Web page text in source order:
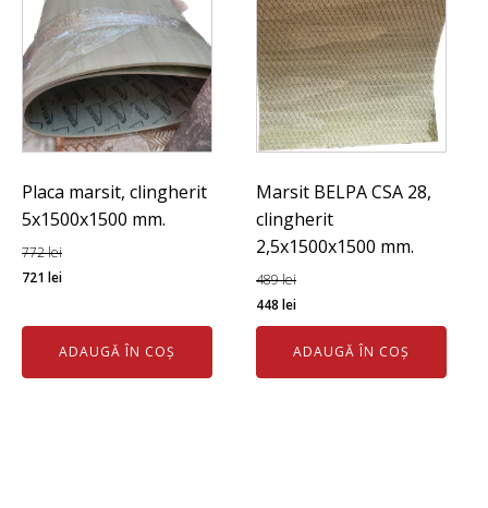
Placa marsit, clingherit
5x1500x1500 mm.
772lei
Prețul
a
fost:
772 lei.
721 leiPrețul
este:
721 lei.
ADAUGĂ ÎN COȘ
Marsit BELPA CSA 28,
clingherit
2,5x1500x1500 mm.
489lei
Prețul
inițial
fost:
448leiPrețul
curent
este:
448 lei.
ADAUGĂ ÎN COȘ